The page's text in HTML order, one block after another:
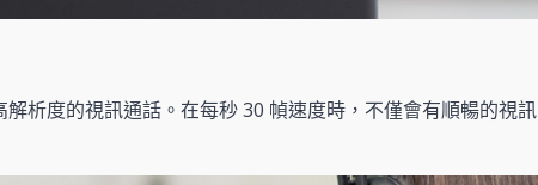
析度的視訊通話。在每秒 30 幀速度時，不僅會有順暢的視訊